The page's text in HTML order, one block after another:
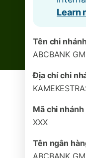
Learn
Tên chi nhánh
ABCBANK
Địa chỉ chi
Mã chi nhánh
XXX
Tên ngân
ABCBANK